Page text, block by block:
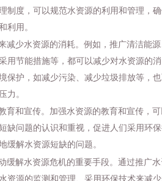
制度，可以规范水资源的利用和管理，
利用。
减少水资源的消耗。例如，推广清洁能
用节能措施等，都可以减少对水资源的消
保护，如减少污染、减少垃圾排放等，
力。
育和宣传。加强水资源的教育和宣传，
缺问题的认识和重视，促进人们采用环
缓解水资源短缺的问题。
缓解水资源危机的重要手段。通过推广
资源的监测和管理、采用环保技术来减